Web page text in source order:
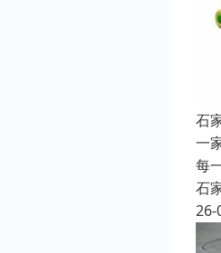
石
一
每
石
26-